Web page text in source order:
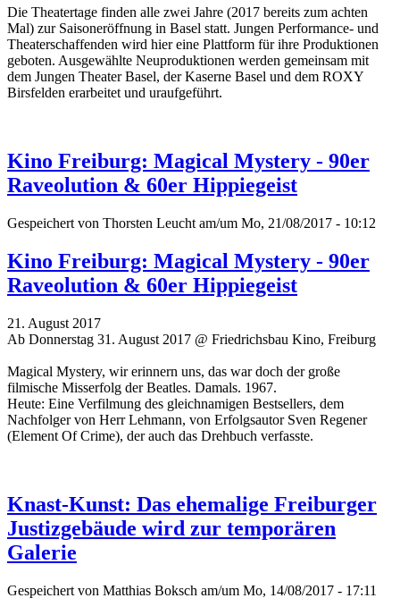
Die Theatertage finden alle zwei Jahre (2017 bereits zum achten
Mal) zur Saisoneröffnung in Basel statt. Jungen Performance- und
Theaterschaffenden wird hier eine Plattform für ihre Produktionen
geboten. Ausgewählte Neuproduktionen werden gemeinsam mit
dem Jungen Theater Basel, der Kaserne Basel und dem ROXY
Birsfelden erarbeitet und uraufgeführt.
Kino Freiburg: Magical Mystery - 90er
Raveolution & 60er Hippiegeist
Gespeichert von Thorsten Leucht am/um Mo, 21/08/2017 - 10:12
Kino Freiburg: Magical Mystery - 90er
Raveolution & 60er Hippiegeist
21. August 2017
Ab Donnerstag 31. August 2017 @ Friedrichsbau Kino, Freiburg
Magical Mystery, wir erinnern uns, das war doch der große
filmische Misserfolg der Beatles. Damals. 1967.
Heute: Eine Verfilmung des gleichnamigen Bestsellers, dem
Nachfolger von Herr Lehmann, von Erfolgsautor Sven Regener
(Element Of Crime), der auch das Drehbuch verfasste.
Knast-Kunst: Das ehemalige Freiburger
Justizgebäude wird zur temporären
Galerie
Gespeichert von Matthias Boksch am/um Mo, 14/08/2017 - 17:11